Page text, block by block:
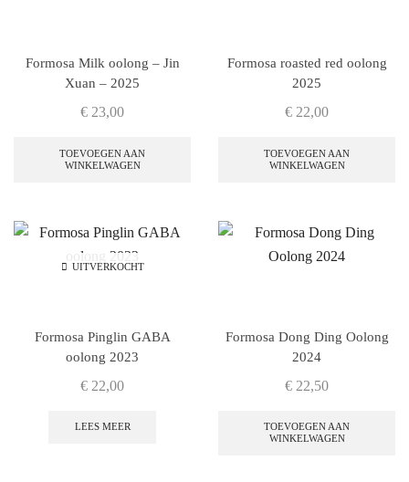
Formosa Milk oolong – Jin
Xuan – 2025
€ 23,00
TOEVOEGEN AAN
WINKELWAGEN
Formosa roasted red oolong
2025
€ 22,00
TOEVOEGEN AAN
WINKELWAGEN
UITVERKOCHT
Formosa Pinglin GABA
oolong 2023
€ 22,00
LEES MEER
Formosa Dong Ding Oolong
2024
€ 22,50
TOEVOEGEN AAN
WINKELWAGEN